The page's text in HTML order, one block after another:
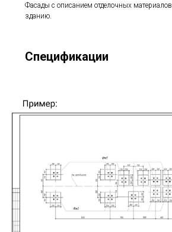
Фасады с описанием отделочных материалов.
зданию.
Спецификации